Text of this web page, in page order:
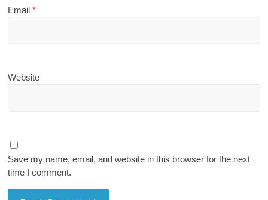
Email*
Website
Save my name, email, and website in this browser for the next
time I comment.